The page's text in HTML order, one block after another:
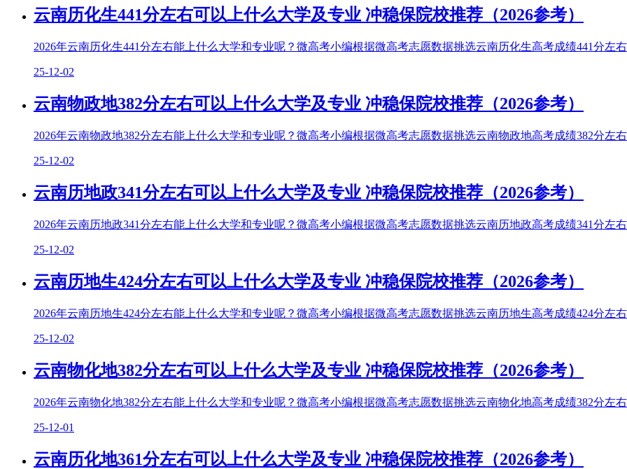
云南历化生441分左右可以上什么大学及专业 冲稳保院校推荐（2026参考）
2026年云南历化生441分左右能上什么大学和专业呢？微高考小编根据微高考志愿数据挑选云南历化生高考成绩441分左
25-12-02
云南物政地382分左右可以上什么大学及专业 冲稳保院校推荐（2026参考）
2026年云南物政地382分左右能上什么大学和专业呢？微高考小编根据微高考志愿数据挑选云南物政地高考成绩382分左
25-12-02
云南历地政341分左右可以上什么大学及专业 冲稳保院校推荐（2026参考）
2026年云南历地政341分左右能上什么大学和专业呢？微高考小编根据微高考志愿数据挑选云南历地政高考成绩341分左
25-12-02
云南历地生424分左右可以上什么大学及专业 冲稳保院校推荐（2026参考）
2026年云南历地生424分左右能上什么大学和专业呢？微高考小编根据微高考志愿数据挑选云南历地生高考成绩424分左
25-12-02
云南物化地382分左右可以上什么大学及专业 冲稳保院校推荐（2026参考）
2026年云南物化地382分左右能上什么大学和专业呢？微高考小编根据微高考志愿数据挑选云南物化地高考成绩382分左
25-12-01
云南历化地361分左右可以上什么大学及专业 冲稳保院校推荐（2026参考）